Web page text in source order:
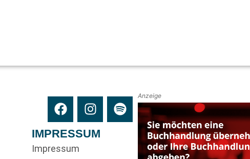
IMPRESSUM
Impressum
Anzeige